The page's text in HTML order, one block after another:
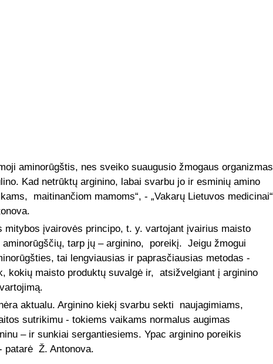
aminorūgštis, nes sveiko suaugusio žmogaus organizmas
Kad netrūktų arginino, labai svarbu jo ir esminių amino
maitinančiom mamoms“, - „Vakarų Lietuvos medicinai“
mitybos įvairovės principo, t. y. vartojant įvairius maisto
tarp jų – arginino, poreikį. Jeigu žmogui
tai lengviausias ir paprasčiausias metodas -
kokių maisto produktų suvalgė ir, atsižvelgiant į arginino
aktualu. Arginino kiekį svarbu sekti naujagimiams,
sutrikimu - tokiems vaikams normalus augimas
– ir sunkiai sergantiesiems. Ypac arginino poreikis
patarė Ž. Antonova.